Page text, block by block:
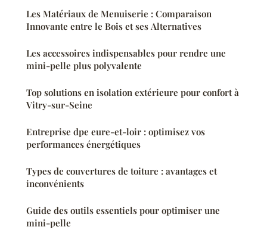
Les Matériaux de Menuiserie : Comparaison
Innovante entre le Bois et ses Alternatives
Les accessoires indispensables pour rendre une
mini-pelle plus polyvalente
Top solutions en isolation extérieure pour confort à
Vitry-sur-Seine
Entreprise dpe eure-et-loir : optimisez vos
performances énergétiques
Types de couvertures de toiture : avantages et
inconvénients
Guide des outils essentiels pour optimiser une
mini-pelle